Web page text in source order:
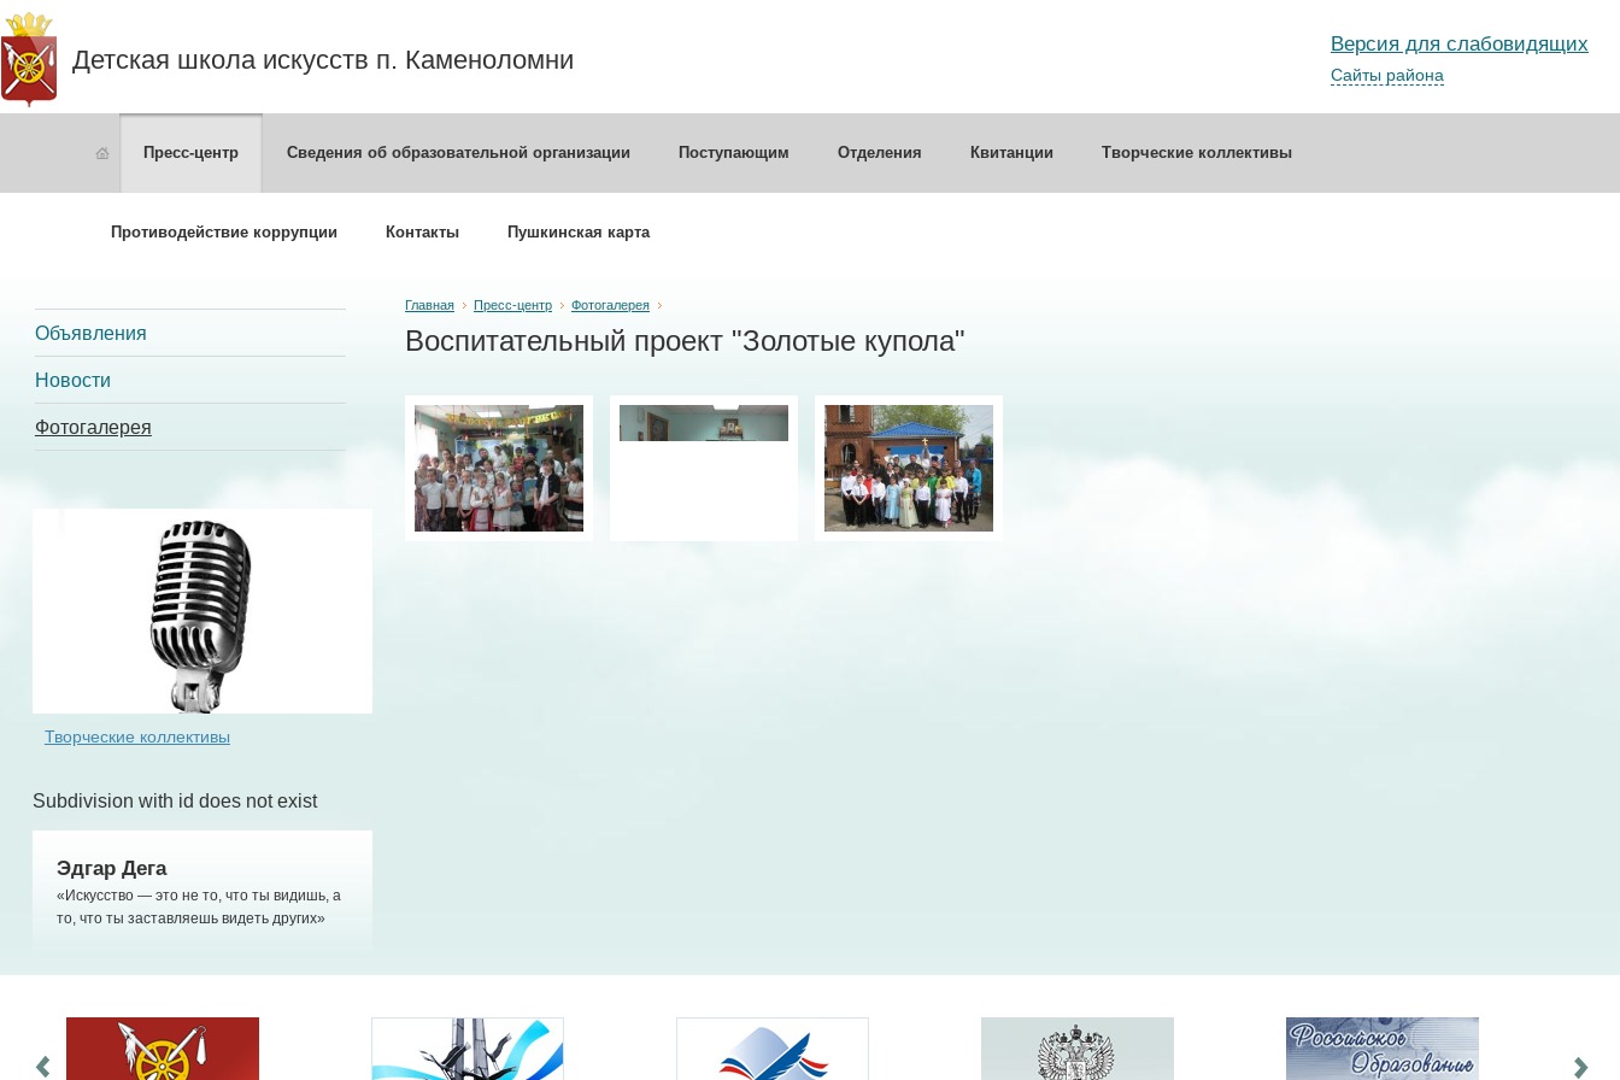
Детская школа искусств п. Каменоломни
Версия для слабовидящих
Сайты района
Пресс-центр Сведения об образовательной организации Поступающим Отделения Квитанции Творческие коллективы
Противодействие коррупции Контакты Пушкинская карта
Объявления
Новости
Фотогалерея
Творческие коллективы
Subdivision with id does not exist
Эдгар Дега
«Искусство — это не то, что ты видишь, а
то, что ты заставляешь видеть других»
Главная Пресс-центр Фотогалерея
Воспитательный проект "Золотые купола"